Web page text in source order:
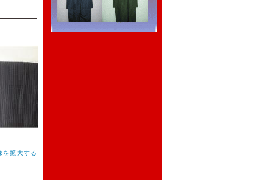
を拡大する